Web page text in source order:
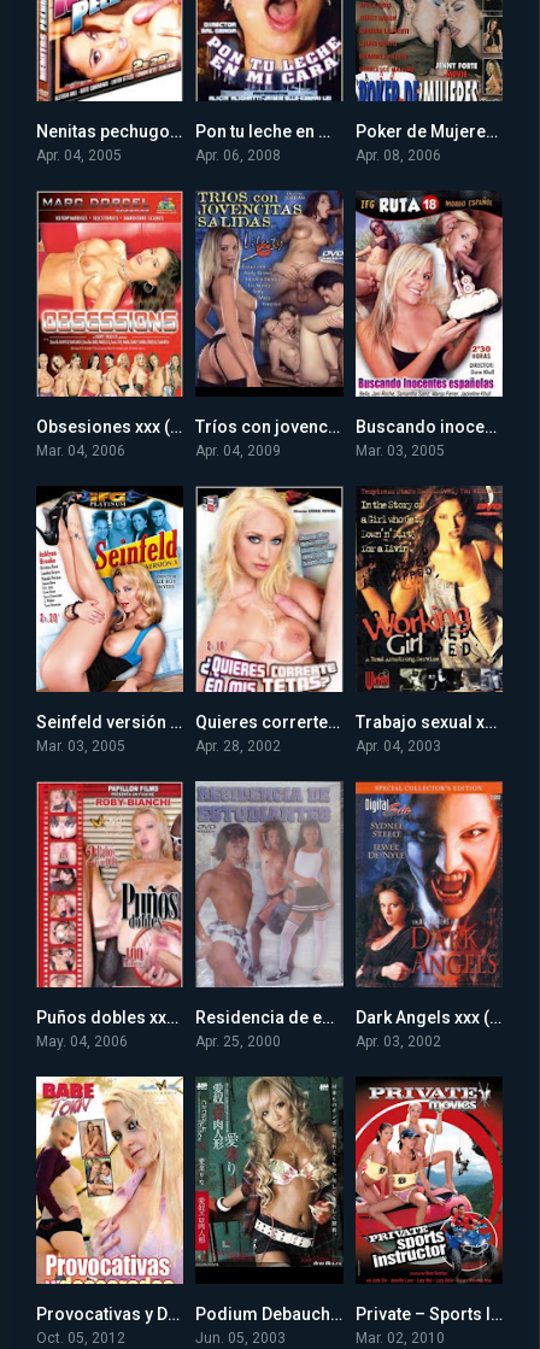
0Nenitas pechugonas xxx (2005)
Apr. 04, 2005
0
Pon tu leche en mi cara xxx (2008) online
Apr. 06, 2008
0
Poker de Mujeres xxx (2006) online
Apr. 08, 2006
0Obsesiones xxx (2006) Online
Mar. 04, 2006
0Tríos con jovencitas salidas xxx (2009)
Apr. 04, 2009
0
Buscando inocentes espanolas xxx (2005) online
Mar. 03, 2005
4Seinfeld versión X (2005) online
Mar. 03, 2005
4Quieres correrte en mis tetas xxx (2002) online
Apr. 28, 2002
0
Trabajo sexual xxx (2003) online
Apr. 04, 2003
0Puños dobles xxx (2006) online
May. 04, 2006
3
Residencia de estudiantes xxx (2000) online
Apr. 25, 2000
0Dark Angels xxx (2002) online
Apr. 03, 2002
0Provocativas y Descaradas xxx (2012) online
Oct. 05, 2012
3Podium Debauchery xxx (2003) online
Jun. 05, 2003
0Private – Sports Instructor xxx (2010) online
Mar. 02, 2010